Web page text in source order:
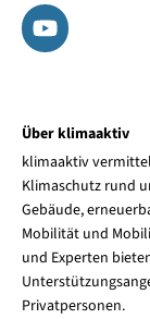
Über klimaaktiv
klimaaktiv
Klimaschutz rund
Gebäude,
Mobilität und
und Experten
Privatpersonen.